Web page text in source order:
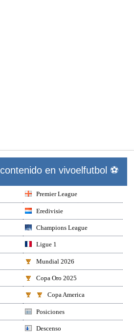
en vivoelfutbol ⚽
Premier League
Eredivisie
Champions League
Ligue 1
Mundial 2026
Copa Oro 2025
Copa America
Posiciones
Descenso